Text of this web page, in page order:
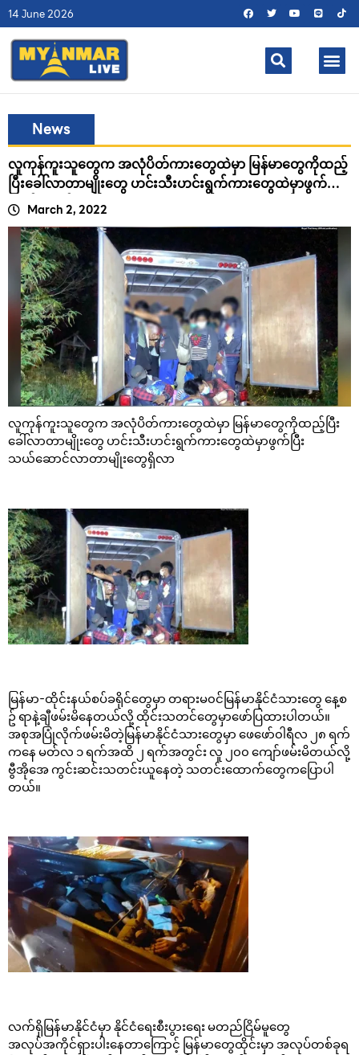
14 June 2026
News
လူကုန်ကူးသူတွေက အလုံပိတ်ကားတွေထဲမှာ မြန်မာတွေကိုထည့်
ပြီးခေါ်လာတာမျိုးတွေ ဟင်းသီးဟင်းရွက်ကားတွေထဲမှာဖွက်ပြီး
သယ်ဆောင်လာတာမျိုးတွေရှိလာ
March 2, 2022
လူကုန်ကူးသူတွေက အလုံပိတ်ကားတွေထဲမှာ မြန်မာတွေကိုထည့်ပြီး
ခေါ်လာတာမျိုးတွေ ဟင်းသီးဟင်းရွက်ကားတွေထဲမှာဖွက်ပြီး
သယ်ဆောင်လာတာမျိုးတွေရှိလာ
မြန်မာ-ထိုင်းနယ်စပ်ခရိုင်တွေမှာ တရားမ၀င်မြန်မာနိုင်ငံသားတွေ နေ့စ
ဥ် ရာနဲ့ချီဖမ်းမိနေတယ်လို့ ထိုင်းသတင်တွေမှာဖော်ပြထားပါတယ်။
အစုအပြုံလိုက်ဖမ်းမိတဲ့မြန်မာနိုင်ငံသားတွေမှာ ဖေဖော်၀ါရီလ ၂၈ ရက်
ကနေ မတ်လ ၁ ရက်အထိ ၂ ရက်အတွင်း လူ ၂၀၀ ကျော်ဖမ်းမိတယ်လို့
ဗွီအိုအေ ကွင်းဆင်းသတင်းယူနေတဲ့ သတင်းထောက်တွေကပြောပါ
တယ်။
လက်ရှိမြန်မာနိုင်ငံမှာ နိုင်ငံရေးစီးပွားရေး မတည်ငြိမ်မူတွေ
အလုပ်အကိုင်ရှားပါးနေတာကြောင့် မြန်မာတွေထိုင်းမှာ အလုပ်တစ်ခုရ